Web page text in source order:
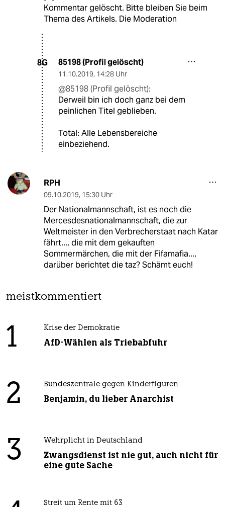
Kommentar gelöscht. Bitte bleiben Sie beim
Thema des Artikels. Die Moderation
8G 85198 (Profil gelöscht)
11.10.2019, 14:28 Uhr
@85198 (Profil gelöscht):
Derweil bin ich doch ganz bei dem
peinlichen Titel geblieben.
Total: Alle Lebensbereiche
einbeziehend.
RPH
09.10.2019, 15:30 Uhr
Der Nationalmannschaft, ist es noch die
Mercesdesnationalmannschaft, die zur
Weltmeister in den Verbrecherstaat nach Katar
fährt..., die mit dem gekauften
Sommermärchen, die mit der Fifamafia...,
darüber berichtet die taz? Schämt euch!
meistkommentiert
1 Krise der Demokratie
AfD-Wählen als Triebabfuhr
2 Bundeszentrale gegen Kinderfiguren
Benjamin, du lieber Anarchist
3 Wehrplicht in Deutschland
Zwangsdienst ist nie gut, auch nicht für
eine gute Sache
Streit um Rente mit 63